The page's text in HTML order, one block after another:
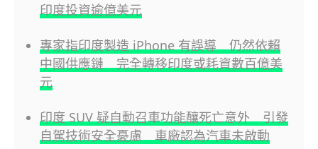
印度投資逾億美元
專家指印度製造 iPhone 有誤導 仍然依賴
中國供應鏈 完全轉移印度或耗資數百億美
元
印度 SUV 疑自動召車功能釀死亡意外 引發
自駕技術安全憂慮 車廠認為汽車未啟動